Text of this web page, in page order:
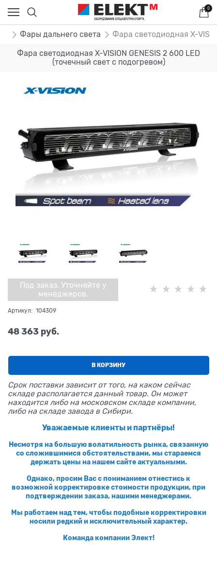
0
Фары дальнего света Фара светодиодная X-
Фара светодиодная X-VISION GENESIS 2 600 LED
(точечный свет с подогревом)
Под заказ. Уточняйте у
менеджеров.
Артикул: 104309
48 363 руб.
В КОРЗИНУ
Срок поставки зависит от того, на каком сейчас
складе располагается данный товар. Он может
находится либо на московском складе компании,
либо на складе завода в Сибири.
Уважаемые клиенты и партнёры!
Несмотря на большую волатильность рынка, связанную
со сложившимися обстоятельствами, мы стараемся
держать цены на нашем сайте актуальными.
Однако, просим Вас с пониманием отнестись к
возможной корректировке стоимости продукции, при
подтверждении заказа, нашими менеджерами.
Мы работаем над тем, чтобы подобные корректировки
носили редкий и исключительный характер.
Команда компании Элект!